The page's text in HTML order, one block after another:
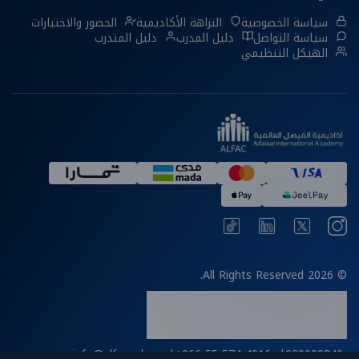
سياسة الخصوصية النزاهة الأكاديمية الحضور والاختبارات
سياسة التواصل دليل المدرب دليل المتدرب
الهيكل التنظيمي
© 2026 All Rights Reserved.
920000840
|
+966 55 574 4916
|
info@alfac.edu.sa